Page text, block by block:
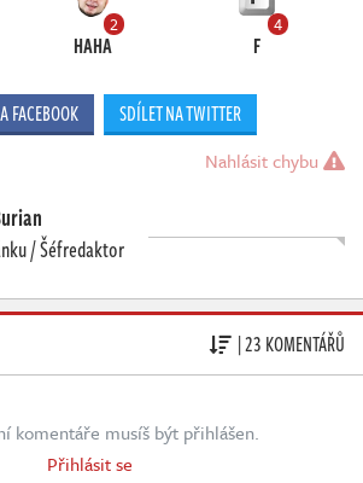
2
HAHA
4
F
FACEBOOK SDÍLET NA TWITTER
Nahlásit chybu
/ Šéfredaktor
| 23 KOMENTÁŘŮ
komentáře musíš být přihlášen.
Přihlásit se